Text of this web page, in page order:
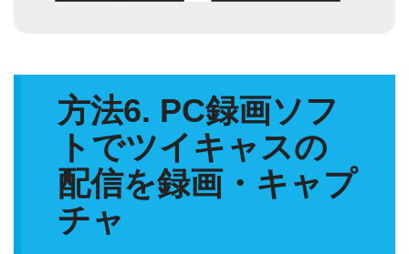
方法6. PC録画ソフ
トでツイキャスの
配信を録画・キャプ
チャ